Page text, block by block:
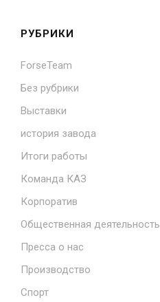
РУБРИКИ
ForseTeam
Без рубрики
Выставки
история завода
Итоги работы
Команда КАЗ
Корпоратив
Общественная деятельность
Пресса о нас
Производство
Спорт